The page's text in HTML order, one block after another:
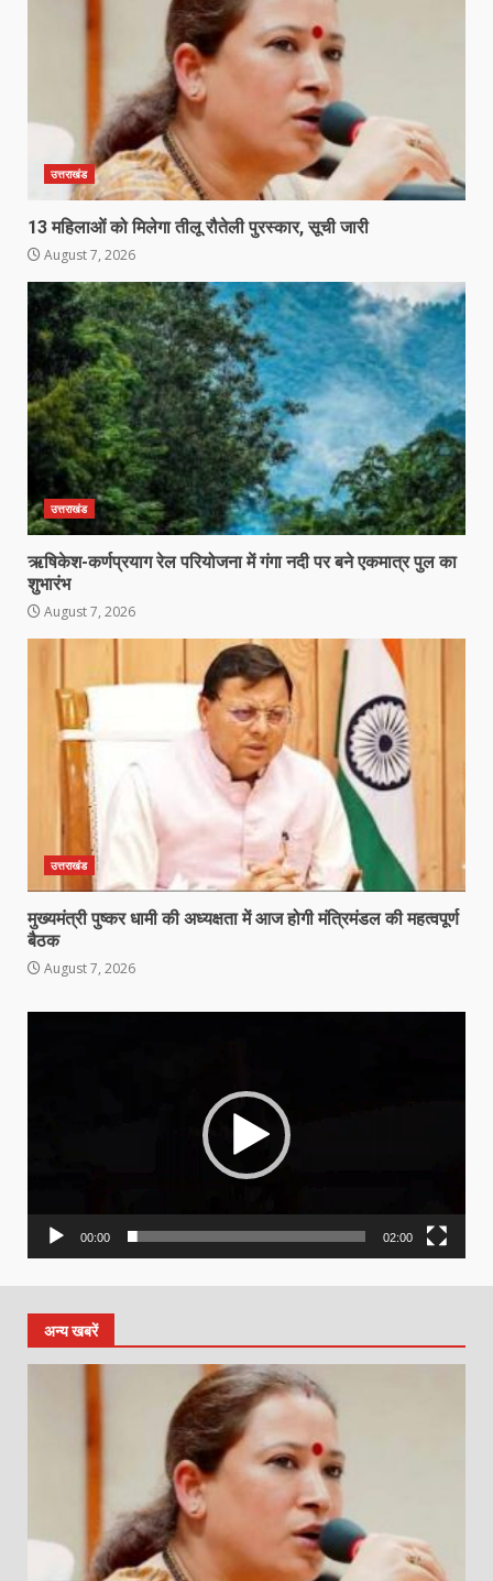
उत्तराखंड
13 महिलाओं को मिलेगा तीलू रौतेली पुरस्कार, सूची जारी
August 7, 2026
उत्तराखंड
ऋषिकेश-कर्णप्रयाग रेल परियोजना में गंगा नदी पर बने एकमात्र पुल का
शुभारंभ
August 7, 2026
उत्तराखंड
मुख्यमंत्री पुष्कर धामी की अध्यक्षता में आज होगी मंत्रिमंडल की महत्वपूर्ण
बैठक
August 7, 2026
00:00 02:00
अन्य खबरें